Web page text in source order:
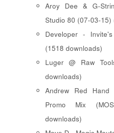
Aroy Dee & G-
Studio 80 (07-03-
Developer -
(1518 downloads)
Luger @ Raw
downloads)
Andrew Red
Promo Mix
downloads)